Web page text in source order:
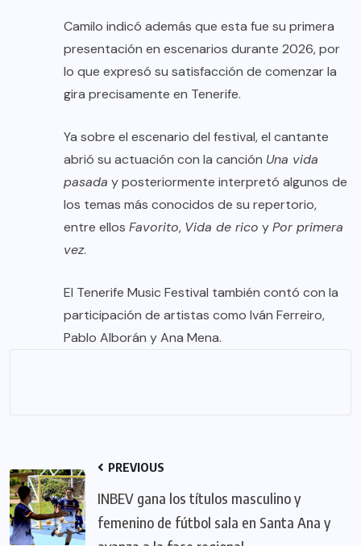
Camilo indicó además que esta fue su primera
presentación en escenarios durante 2026, por
lo que expresó su satisfacción de comenzar la
gira precisamente en Tenerife.
Ya sobre el escenario del festival, el cantante
abrió su actuación con la canción Una vida
pasada y posteriormente interpretó algunos de
los temas más conocidos de su repertorio,
entre ellos Favorito, Vida de rico yPor primera
vez.
El Tenerife Music Festival también contó con la
participación de artistas como Iván Ferreiro,
Pablo Alborán y Ana Mena.
PREVIOUS
INBEV gana los títulos masculino y
femenino de fútbol sala en Santa Ana y